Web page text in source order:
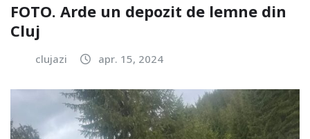
FOTO. Arde un depozit de lemne din
Cluj
clujazi apr. 15, 2024